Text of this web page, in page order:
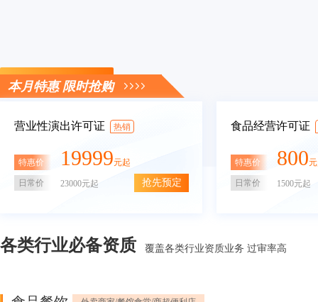
立即咨询
本月特惠 限时抢购
营业性演出许可证 热销
特惠价 19999元起
日常价 23000元起 抢先预定
食品经营许可证
特惠价 800
日常价 1500元起
各类行业必备资质 覆盖各类行业资质业务 过审率高